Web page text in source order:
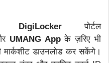
DigiLockerपोर्टल
UMANG Appके ज़रिए भी
डाउनलोड कर सकेंगे।